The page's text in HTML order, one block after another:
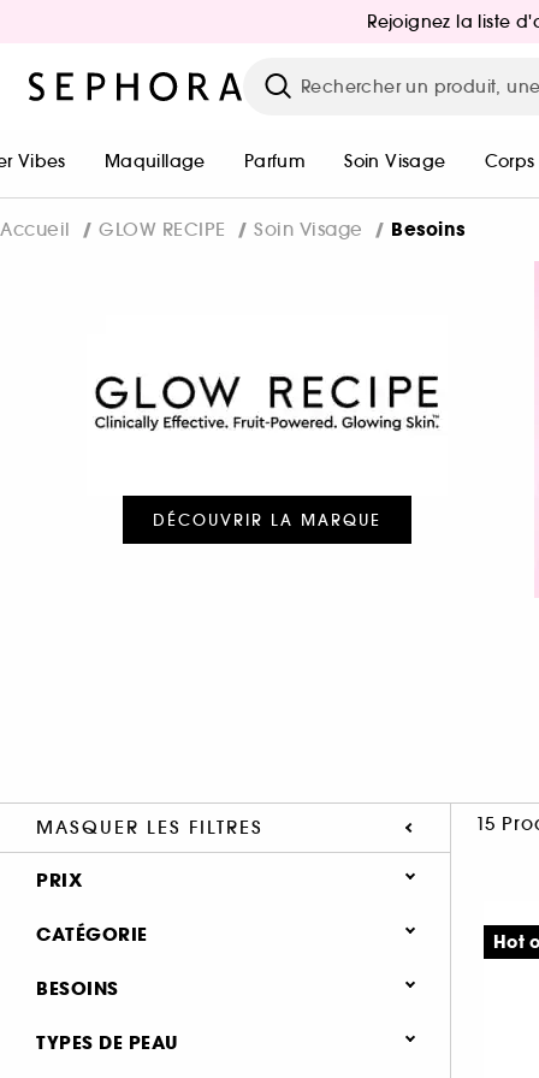
Rejoignez la liste
Vibes Maquillage Parfum Soin Visage Corps
Accueil GLOW RECIPE Soin Visage Besoins
DÉCOUVRIR LA MARQUE
MASQUER LES FILTRES 15
PRIX
CATÉGORIE
Soin Visage
Soin anti-rougeurs (1)
BESOINS
Soin hydratant & nourrissant (12)
TYPES DE PEAU
Hot